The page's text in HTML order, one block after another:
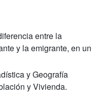
entre la
y la emigrante, en un
y Geografía
y Vivienda.